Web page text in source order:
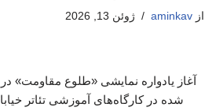
از aminkav ژوئن 13, 2026
آغاز یادواره نمایشی «طلوع مقاومت» در
شده در کارگاه‌های آموزشی تئاتر